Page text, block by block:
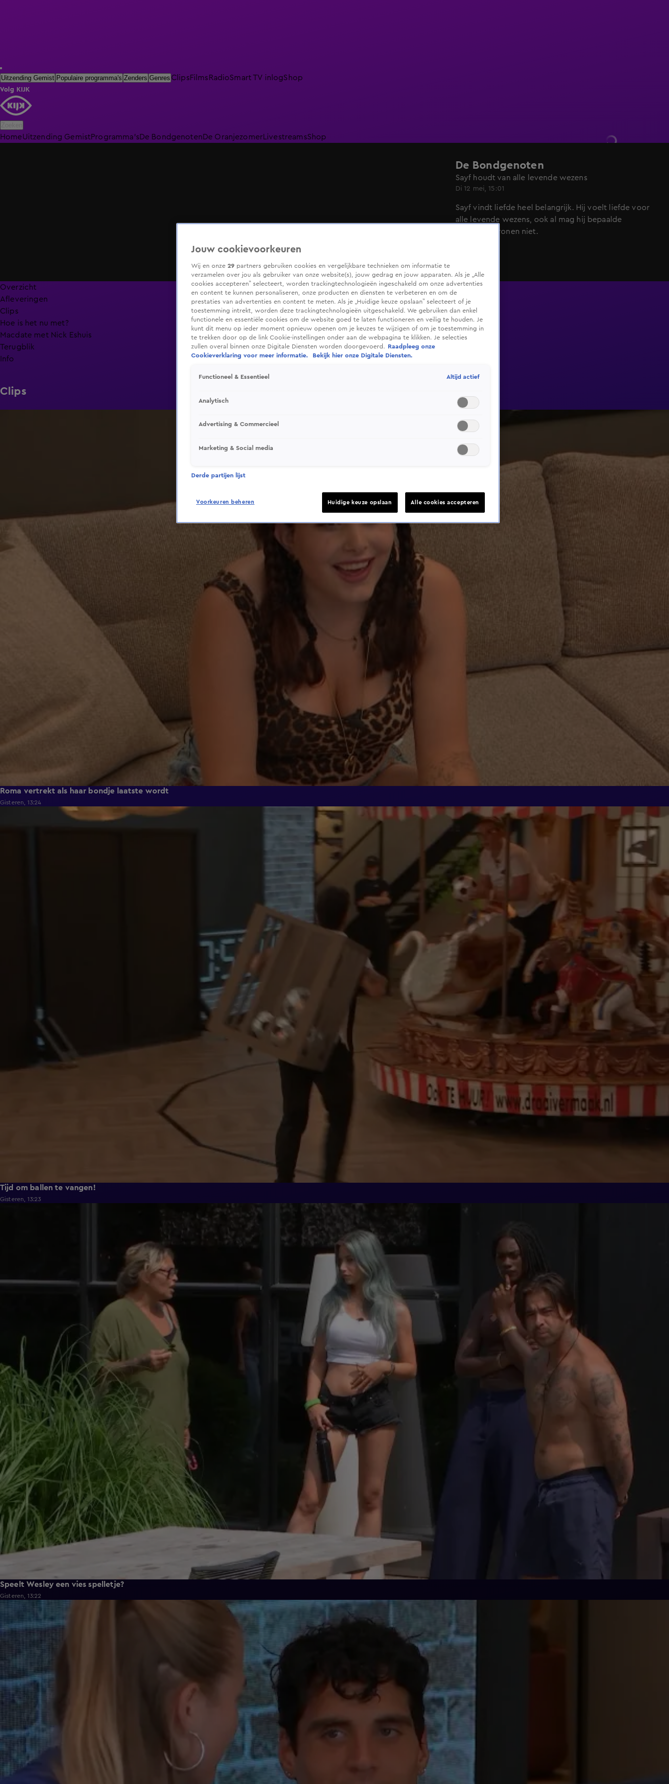
Uitzending Gemist Populaire programma's Zenders Genres ClipsFilmsRadioSmart TV inlogShop
Volg KIJK
HomeUitzending GemistProgramma'sDe BondgenotenDe Oranjezomer LivestreamsShop
De Bondgenoten
Sayf houdt van alle levende wezens
Di 12 mei, 15:01
Sayf vindt liefde heel belangrijk. Hij voelt liefde voor
alle levende wezens, ook al mag hij bepaalde
gedragspatronen niet.
Overzicht
Afleveringen
Clips
Hoe is het nu met?
Macdate met Nick Eshuis
Terugblik
Info
Clips
Roma vertrekt als haar bondje laatste wordt
Gisteren, 13:24
Tijd om ballen te vangen!
Gisteren, 13:23
Speelt Wesley een vies spelletje?
Gisteren, 13:22
Jouw cookievoorkeuren
Wij en onze 29 partners gebruiken cookies en vergelijkbare technieken om informatie te
verzamelen over jou als gebruiker van onze website(s), jouw gedrag en jouw apparaten. Als je „Alle
cookies accepteren” selecteert, worden trackingtechnologieën ingeschakeld om onze advertenties
en content te kunnen personaliseren, onze producten en diensten te verbeteren en om de
prestaties van advertenties en content te meten. Als je „Huidige keuze opslaan” selecteert of je
toestemming intrekt, worden deze trackingtechnologieën uitgeschakeld. We gebruiken dan enkel
functionele en essentiële cookies om de website goed te laten functioneren en veilig te houden. Je
kunt dit menu op ieder moment opnieuw openen om je keuzes te wijzigen of om je toestemming in
te trekken door op de link Cookie-instellingen onder aan de webpagina te klikken. Je selecties
zullen overal binnen onze Digitale Diensten worden doorgevoerd.
Raadpleeg onze
Cookieverklaring voor meer informatie.
Bekijk hier onze Digitale Diensten.
Functioneel & Essentieel Altijd actief
Analytisch
Advertising & Commercieel
Marketing & Social media
Derde partijen lijst
Voorkeuren beheren Huidige keuze opslaan Alle cookies accepteren